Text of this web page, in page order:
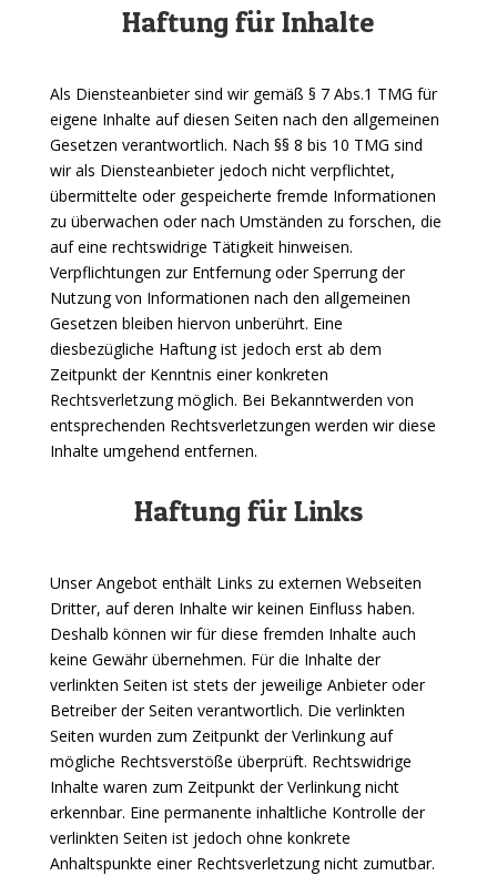
Haftung für Inhalte
Als Diensteanbieter sind wir gemäß § 7 Abs.1 TMG für
eigene Inhalte auf diesen Seiten nach den allgemeinen
Gesetzen verantwortlich. Nach §§ 8 bis 10 TMG sind
wir als Diensteanbieter jedoch nicht verpflichtet,
übermittelte oder gespeicherte fremde Informationen
zu überwachen oder nach Umständen zu forschen, die
auf eine rechtswidrige Tätigkeit hinweisen.
Verpflichtungen zur Entfernung oder Sperrung der
Nutzung von Informationen nach den allgemeinen
Gesetzen bleiben hiervon unberührt. Eine
diesbezügliche Haftung ist jedoch erst ab dem
Zeitpunkt der Kenntnis einer konkreten
Rechtsverletzung möglich. Bei Bekanntwerden von
entsprechenden Rechtsverletzungen werden wir diese
Inhalte umgehend entfernen.
Haftung für Links
Unser Angebot enthält Links zu externen Webseiten
Dritter, auf deren Inhalte wir keinen Einfluss haben.
Deshalb können wir für diese fremden Inhalte auch
keine Gewähr übernehmen. Für die Inhalte der
verlinkten Seiten ist stets der jeweilige Anbieter oder
Betreiber der Seiten verantwortlich. Die verlinkten
Seiten wurden zum Zeitpunkt der Verlinkung auf
mögliche Rechtsverstöße überprüft. Rechtswidrige
Inhalte waren zum Zeitpunkt der Verlinkung nicht
erkennbar. Eine permanente inhaltliche Kontrolle der
verlinkten Seiten ist jedoch ohne konkrete
Anhaltspunkte einer Rechtsverletzung nicht zumutbar.